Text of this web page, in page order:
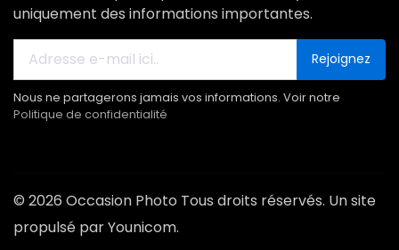
uniquement des informations importantes.
Rejoignez
Nous ne partagerons jamais vos informations. Voir notre
Politique de confidentialité
© 2026 Occasion Photo Tous droits réservés. Un site
propulsé par Younicom.